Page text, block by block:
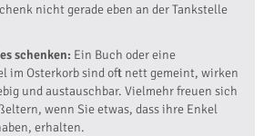
nicht gerade eben an der Tankstelle
schenken: Ein Buch oder eine
im Osterkorb sind oft nett gemeint, wirken
und austauschbar. Vielmehr freuen sich
wenn Sie etwas, dass ihre Enkel
erhalten.